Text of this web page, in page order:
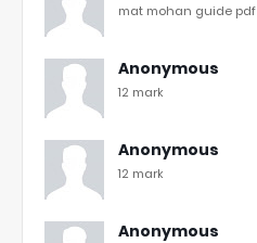
mat mohan guide pdf
Anonymous
12 mark
Anonymous
12 mark
Anonymous